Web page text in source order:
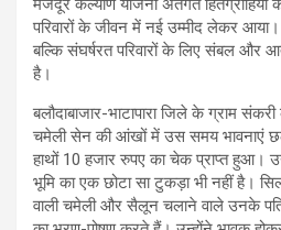
मजदूर कल्याण योजना अंतर्गत हितग्राहियों
परिवारों के जीवन में नई उम्मीद लेकर आया।
बल्कि संघर्षरत परिवारों के लिए संबल और
है।
बलौदाबाजार-भाटापारा जिले के ग्राम संकरी
चमेली सेन की आंखों में उस समय भावनाएं
हाथों 10 हजार रुपए का चेक प्राप्त हुआ।
भूमि का एक छोटा सा टुकड़ा भी नहीं है।
वाली चमेली और सैलून चलाने वाले उनके